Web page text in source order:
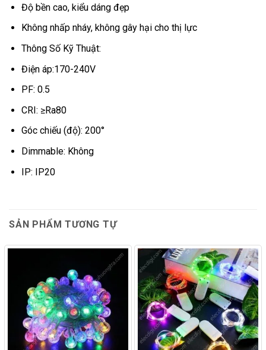
Độ bền cao, kiểu dáng đẹp
Không nhấp nháy, không gây hại cho thị lực
Thông Số Kỹ Thuật:
Điện áp:170-240V
PF: 0.5
CRI: ≥Ra80
Góc chiếu (độ): 200°
Dimmable: Không
IP: IP20
SẢN PHẨM TƯƠNG TỰ